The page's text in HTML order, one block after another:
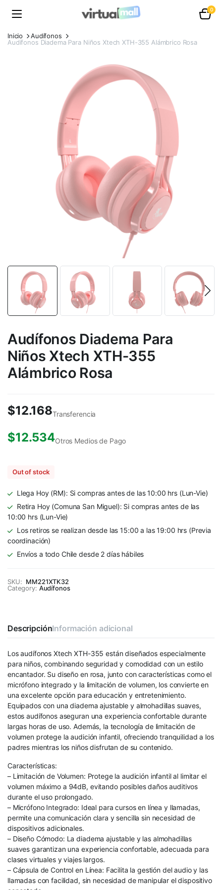
0
Inicio
Audífonos
Audífonos Diadema Para Niños Xtech XTH-355 Alámbrico Rosa
Audífonos Diadema Para
Niños Xtech XTH-355
Alámbrico Rosa
$12.168Transferencia
$12.534Otros Medios de Pago
Out of stock
Llega Hoy (RM): Si compras antes de las 10:00 hrs (Lun-Vie)
Retira Hoy (Comuna San Miguel): Si compras antes de las
10:00 hrs (Lun-Vie)
Los retiros se realizan desde las 15:00 a las 19:00 hrs (Previa
coordinación)
Envíos a todo Chile desde 2 días hábiles
SKU: MM221XTK32
Category: Audífonos
DescripciónInformación adicional
Los audífonos Xtech XTH-355 están diseñados especialmente
para niños, combinando seguridad y comodidad con un estilo
encantador. Su diseño en rosa, junto con características como el
micrófono integrado y la limitación de volumen, los convierte en
una excelente opción para educación y entretenimiento.
Equipados con una diadema ajustable y almohadillas suaves,
estos audífonos aseguran una experiencia confortable durante
largas horas de uso. Además, la tecnología de limitación de
volumen protege la audición infantil, ofreciendo tranquilidad a los
padres mientras los niños disfrutan de su contenido.
Características:
– Limitación de Volumen: Protege la audición infantil al limitar el
volumen máximo a 94dB, evitando posibles daños auditivos
durante el uso prolongado.
– Micrófono Integrado: Ideal para cursos en línea y llamadas,
permite una comunicación clara y sencilla sin necesidad de
dispositivos adicionales.
– Diseño Cómodo: La diadema ajustable y las almohadillas
suaves garantizan una experiencia confortable, adecuada para
clases virtuales y viajes largos.
– Cápsula de Control en Línea: Facilita la gestión del audio y las
llamadas con facilidad, sin necesidad de manipular el dispositivo